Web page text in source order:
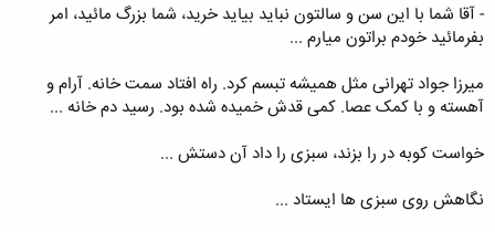
- آقا شما با این سن و سالتون نباید بیاید خرید، شما بزرگ مائید، امر
بفرمائید خودم براتون میارم ...
میرزا جواد تهرانی مثل همیشه تبسم کرد. راه افتاد سمت خانه. آرام و
آهسته و با کمک عصا. کمی قدش خمیده شده بود. رسید دم خانه ...
خواست کوبه در را بزند، سبزی را داد آن دستش ...
نگاهش روی سبزی ها ایستاد ...